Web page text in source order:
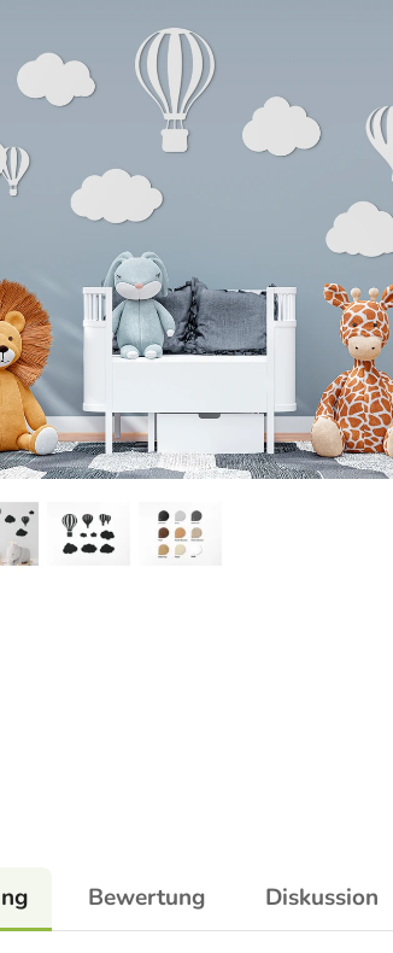
Bewertung Diskussion